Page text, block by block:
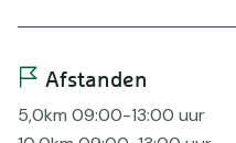
Afstanden
5,0km 09:00-13:00 uur